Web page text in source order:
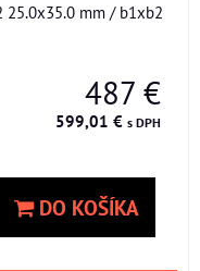
25.0x35.0 mm / b1xb2
487 €
599,01 € s DPH
DO KOŠÍKA